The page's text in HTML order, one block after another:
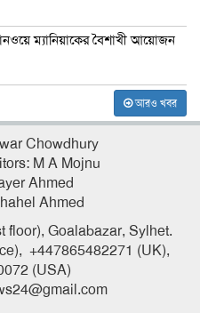
ম্যানিয়াকের বৈশাখী আয়োজন
আরও খবর
Chowdhury
M A Mojnu
Ahmed
Ahmed
floor), Goalabazar, Sylhet.
+447865482271 (UK),
(USA)